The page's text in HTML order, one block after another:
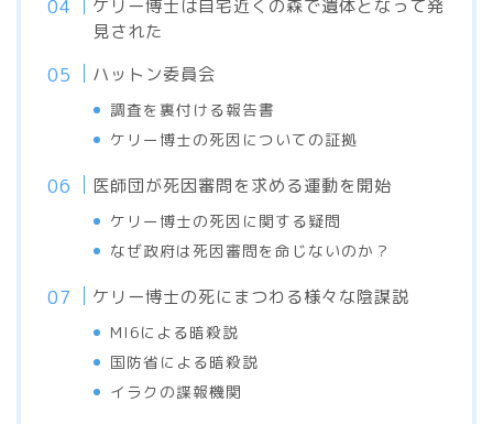
ケリー博士は自宅近くの森で遺体となって発
見された
ハットン委員会
調査を裏付ける報告書
ケリー博士の死因についての証拠
医師団が死因審問を求める運動を開始
ケリー博士の死因に関する疑問
なぜ政府は死因審問を命じないのか？
ケリー博士の死にまつわる様々な陰謀説
MI6による暗殺説
国防省による暗殺説
イラクの諜報機関